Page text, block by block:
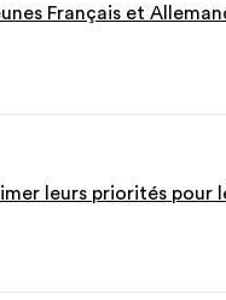
Français et
leurs priorités pour